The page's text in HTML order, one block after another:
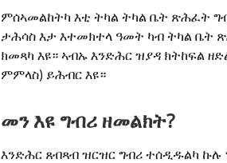
ምሰኣመልከትካ እቲ ትካል ትካል ቤት ጽሕፈት
ታሕሳስ እታ እተመክተላ ዓመት ካብ ትካል ቤት
ክመጻካ እዩ። ኣብኡ እንድሕር ዝያዳ ክትከፍል
ምምላስ) ይሕብር እዩ።
መን እዩ ግብሪ ዘመልክት?
እንድሕር ጸብጻብ ዝርዝር ግብሪ ተሰዲዱልካ ኩሉ